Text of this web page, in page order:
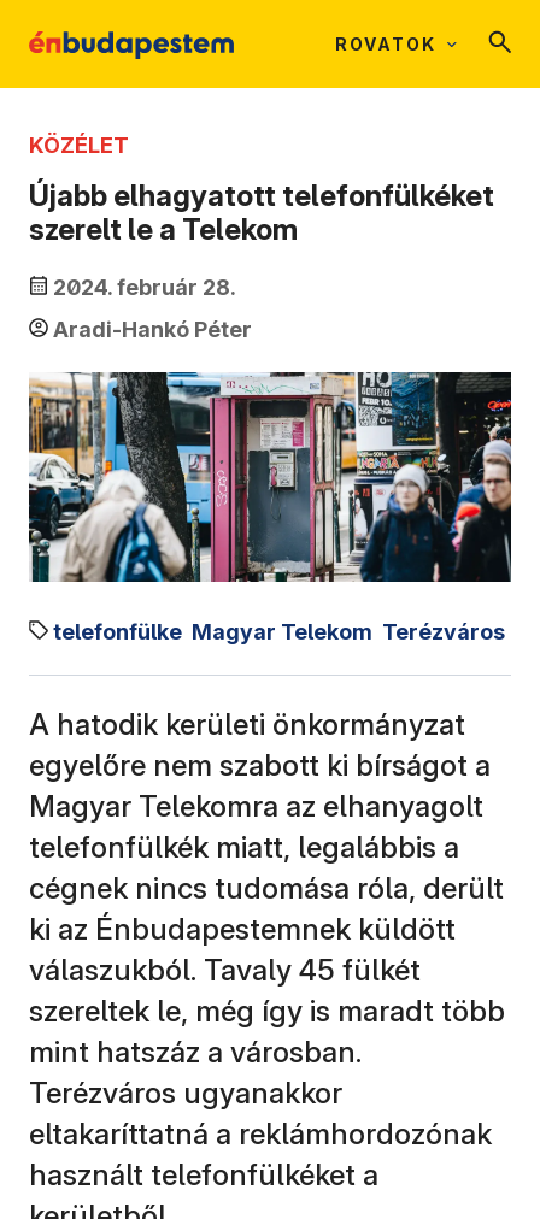
ROVATOK
KÖZÉLET
Újabb elhagyatott telefonfülkéket
szerelt le a Telekom
2024. február 28.
Aradi-Hankó Péter
telefonfülke Magyar Telekom Terézváros
A hatodik kerületi önkormányzat
egyelőre nem szabott ki bírságot a
Magyar Telekomra az elhanyagolt
telefonfülkék miatt, legalábbis a
cégnek nincs tudomása róla, derült
ki az Énbudapestemnek küldött
válaszukból. Tavaly 45 fülkét
szereltek le, még így is maradt több
mint hatszáz a városban.
Terézváros ugyanakkor
eltakaríttatná a reklámhordozónak
használt telefonfülkéket a